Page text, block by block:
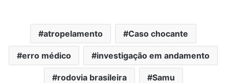
atropelamento Caso chocante
erro médico investigação em andamento
rodovia brasileira Samu